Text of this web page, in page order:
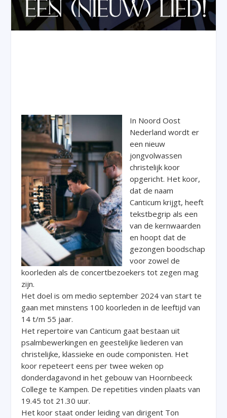
In Noord Oost
Nederland wordt er
een nieuw
jongvolwassen
christelijk koor
opgericht. Het koor,
dat de naam
Canticum krijgt, heeft
tekstbegrip als een
van de kernwaarden
en hoopt dat de
gezongen boodschap
voor zowel de
koorleden als de concertbezoekers tot zegen mag
zijn.
Het doel is om medio september 2024 van start te
gaan met minstens 100 koorleden in de leeftijd van
14 t/m 55 jaar.
Het repertoire van Canticum gaat bestaan uit
psalmbewerkingen en geestelijke liederen van
christelijke, klassieke en oude componisten. Het
koor repeteert eens per twee weken op
donderdagavond in het gebouw van Hoornbeeck
College te Kampen. De repetities vinden plaats van
19.45 tot 21.30 uur.
Het koor staat onder leiding van dirigent Ton